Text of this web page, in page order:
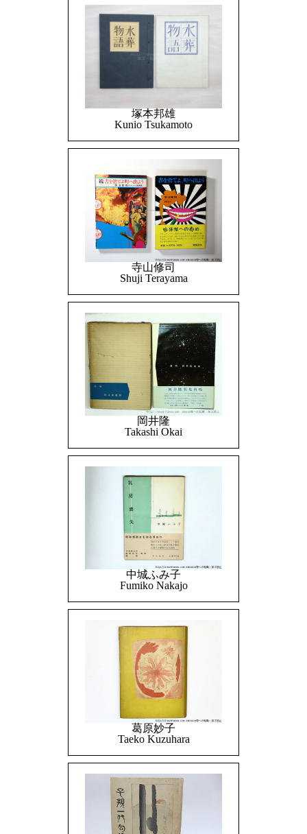
塚本邦雄
Kunio Tsukamoto
寺山修司
Shuji Terayama
岡井隆
Takashi Okai
中城ふみ子
Fumiko Nakajo
葛原妙子
Taeko Kuzuhara